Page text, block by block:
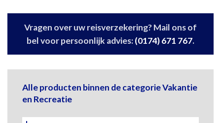
Vragen over uw reisverzekering? Mail ons of
bel voor persoonlijk advies:(0174) 671 767.
Alle producten binnen de categorie Vakantie
en Recreatie